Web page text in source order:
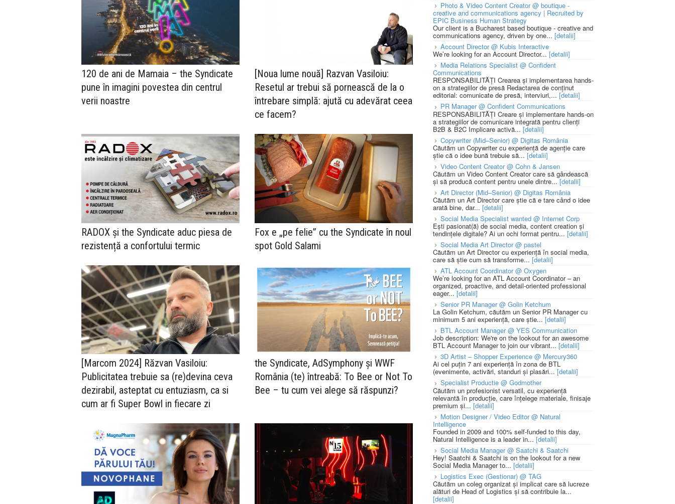
120 de ani de Mamaia – the Syndicate
pune în imagini povestea din centrul
verii noastre
[Noua lume nouă] Razvan Vasiloiu:
Resetul ar trebui să pornească de la o
întrebare simplă: ajută cu adevărat ceea
ce facem?
RADOX și the Syndicate aduc piesa de
rezistență a confortului termic
Fox e „pe felie” cu the Syndicate în noul
spot Gold Salami
[Marcom 2024] Răzvan Vasiloiu:
Publicitatea trebuie sa (re)devina ceva
dezirabil, asteptat cu entuziasm, ca si
cum ar fi Super Bowl in fiecare zi
the Syndicate, AdSymphony și WWF
România (te) întreabă: To Bee or Not To
Bee – tu cum vei alege să răspunzi?
Photo & Video Content Creator @ boutique -
creative and communications agency | Recruited by
EPIC Business Human Strategy
Our client is a Bucharest based boutique - creative and
communications agency, driven by one... [detalii]
Account Director @ Kubis Interactive
We’re looking for an Account Director... [detalii]
Media Relations Specialist @ Confident
Communications
RESPONSABILITĂȚI Crearea și implementarea hands-
on a strategiilor de presă Redactarea de conținut
editorial: comunicate de presă, interviuri,... [detalii]
PR Manager @ Confident Communications
RESPONSABILITĂȚI Creare și implementare hands-on
a strategiilor de comunicare integrată pentru clienți
B2B & B2C Implicare activă... [detalii]
Copywriter (Mid–Senior) @ Digitas România
Căutăm un Copywriter cu experiență de agenție care
știe că o idee bună trebuie să... [detalii]
Video Content Creator @ Cohn & Jansen
Căutăm un Video Content Creator care să gândească
și să producă content pentru unele dintre...[detalii]
Art Director (Mid–Senior) @ Digitas România
Căutăm un Art Director care știe că e tare când o idee
arată bine, dar... [detalii]
Social Media Specialist wanted @ Internet Corp
Ești pasionat(ă) de social media, content creation și
tendințele digitale? Ai un ochi format pentru... [detalii]
Social Media Art Director @ pastel
Căutăm un Art Director cu experiență în social media,
care să știe cum să transforme... [detalii]
ATL Account Coordinator @ Oxygen
We’re looking for an ATL Account Coordinator – an
organized, proactive, and detail-oriented professional
eager... [detalii]
Senior PR Manager @ Golin Ketchum
La Golin Ketchum, căutăm un Senior PR Manager cu
minimum 5 ani experiență, care știe... [detalii]
BTL Account Manager @ YES Communication
Job description: We're on the lookout for an awesome
BTL Account Manager to join our vibrant... [detalii]
3D Artist – Shopper Experience @ Mercury360
Ai cel puțin 7 ani experiență în zona de BTL
(evenimente, activări, standuri și plasări... [detalii]
Specialist Productie @ Godmother
Căutăm un profesionist versatil, cu experiență
relevantă în producție, care înțelege materiale, finisaje
premium și... [detalii]
Motion Designer / Video Editor @ Natural
Intelligence
Founded in 2009 and 100% self-funded to this day,
Natural Intelligence is a leader in... [detalii]
Social Media Manager @ Saatchi & Saatchi
Hey! Saatchi & Saatchi is on the lookout for a new
Social Media Manager to... [detalii]
Logistics Exec (Gestionar) @ TAG
Căutăm un coleg organizat și implicat care să lucreze
alături de Head of Logistics și să contribuie la...
[detalii]